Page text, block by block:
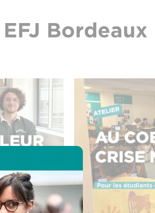
Bordeaux